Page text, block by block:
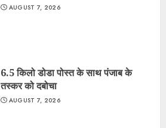
AUGUST 7, 2026
6.5 किलो डोडा पोस्त के साथ पंजाब के
तस्कर को दबोचा
AUGUST 7, 2026